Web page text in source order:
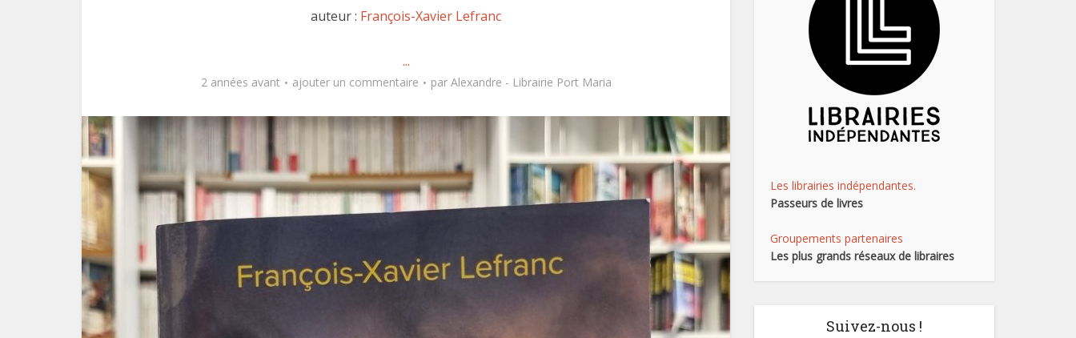
auteur : François-Xavier Lefranc
...
2 années avant ajouter un commentaire par Alexandre - Librairie Port Maria
Les librairies indépendantes.
Passeurs de livres
Groupements partenaires
Les plus grands réseaux de libraires
Suivez-nous !